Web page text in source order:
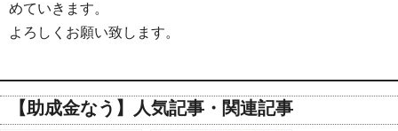
めていきます。
よろしくお願い致します。
【助成金なう】人気記事・関連記事